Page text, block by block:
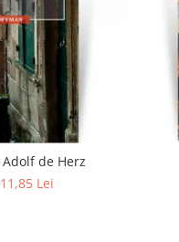
de Herz
11,85 Lei